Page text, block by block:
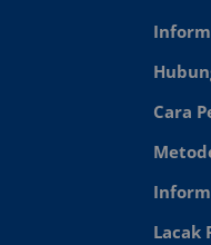
Cara
Lacak